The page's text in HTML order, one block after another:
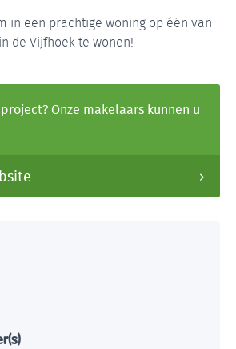
in een prachtige woning op één van
de Vijfhoek te wonen!
Onze makelaars kunnen u